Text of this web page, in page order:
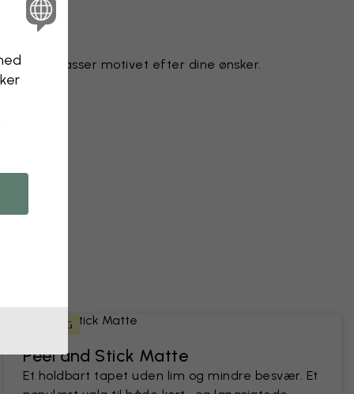
tilpasser motivet efter dine ønsker.
LEJERVENLIG
Peel and Stick Matte
Et holdbart tapet uden lim og mindre besvær. Et